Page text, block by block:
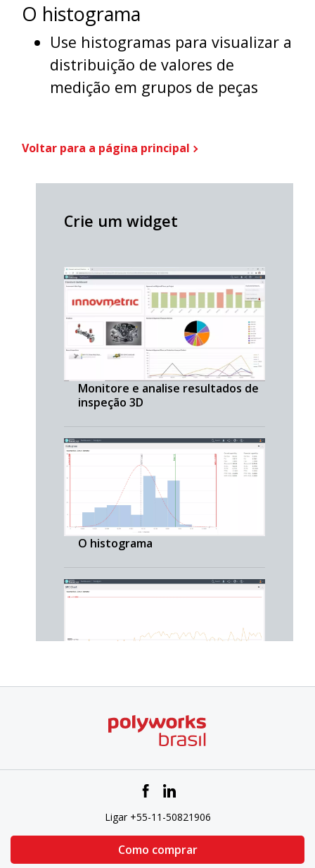
O histograma
Use histogramas para visualizar a
distribuição de valores de
medição em grupos de peças
Voltar para a página principal
Crie um widget
Monitore e analise resultados de
inspeção 3D
O histograma
O gráfico CEP
O gráfico de barras
Ligar +55-11-50821906
Como comprar